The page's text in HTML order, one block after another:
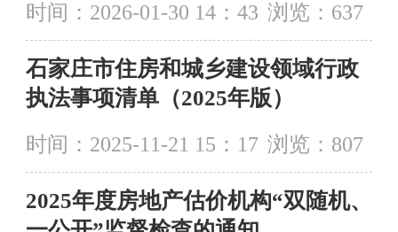
时间：2026-01-30 14：43 浏览： 637
石家庄市住房和城乡建设领域行政
执法事项清单（2025年版）
时间：2025-11-21 15：17 浏览： 807
2025年度房地产估价机构“双随机、